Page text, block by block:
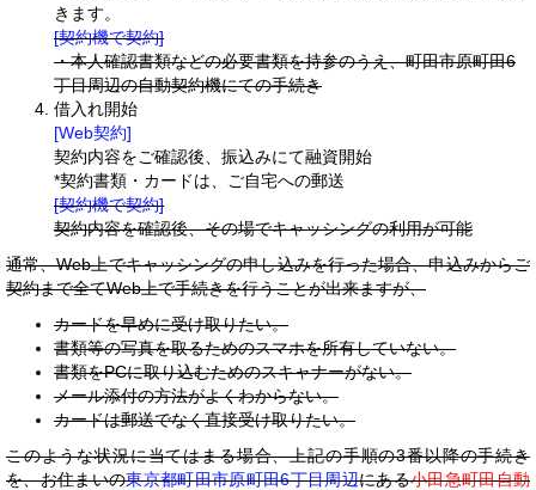
きます。
[契約機で契約]
・本人確認書類などの必要書類を持参のうえ、町田市原町田6
丁目周辺の自動契約機にての手続き
借入れ開始
[Web契約]
契約内容をご確認後、振込みにて融資開始
*契約書類・カードは、ご自宅への郵送
[契約機で契約]
契約内容を確認後、その場でキャッシングの利用が可能
通常、Web上でキャッシングの申し込みを行った場合、申込みからご
契約まで全てWeb上で手続きを行うことが出来ますが、
カードを早めに受け取りたい。
書類等の写真を取るためのスマホを所有していない。
書類をPCに取り込むためのスキャナーがない。
メール添付の方法がよくわからない。
カードは郵送でなく直接受け取りたい。
このような状況に当てはまる場合、上記の手順の3番以降の手続き
を、お住まいの東京都町田市原町田6丁目周辺にある小田急町田自動